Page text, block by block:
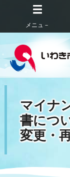
メニュ－
マイナ
書につ
変更・